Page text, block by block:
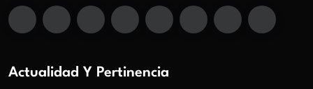
Actualidad Y Pertinencia